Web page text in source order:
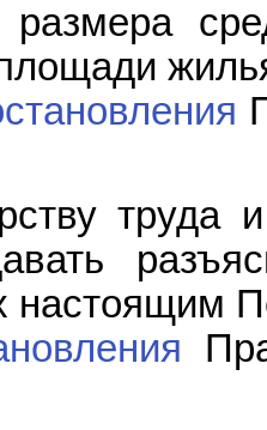
размера
труда
настоящим